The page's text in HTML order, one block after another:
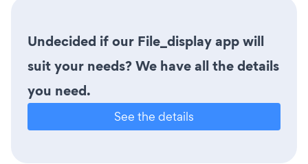
Undecided if our File_display app will
suit your needs? We have all the details
you need.
See the details